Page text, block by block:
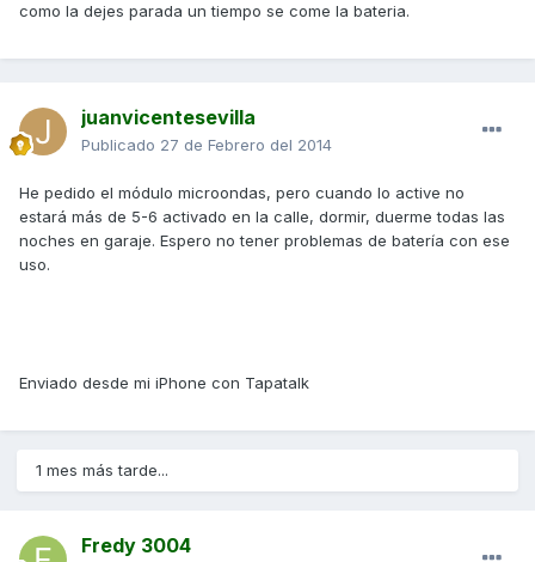
como la dejes parada un tiempo se come la bateria.
juanvicentesevilla
Publicado 27 de Febrero del 2014
He pedido el módulo microondas, pero cuando lo active no
estará más de 5-6 activado en la calle, dormir, duerme todas las
noches en garaje. Espero no tener problemas de batería con ese
uso.
Enviado desde mi iPhone con Tapatalk
1 mes más tarde...
Fredy 3004